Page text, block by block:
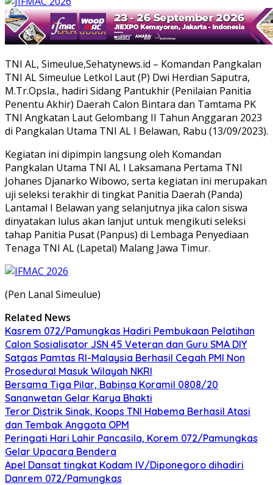
TNI AL, Simeulue,Sehatynews.id – Komandan Pangkalan
TNI AL Simeulue Letkol Laut (P) Dwi Herdian Saputra,
M.Tr.Opsla., hadiri Sidang Pantukhir (Penilaian Panitia
Penentu Akhir) Daerah Calon Bintara dan Tamtama PK
TNI Angkatan Laut Gelombang II Tahun Anggaran 2023
di Pangkalan Utama TNI AL I Belawan, Rabu (13/09/2023).
Kegiatan ini dipimpin langsung oleh Komandan
Pangkalan Utama TNI AL I Laksamana Pertama TNI
Johanes Djanarko Wibowo, serta kegiatan ini merupakan
uji seleksi terakhir di tingkat Panitia Daerah (Panda)
Lantamal I Belawan yang selanjutnya jika calon siswa
dinyatakan lulus akan lanjut untuk mengikuti seleksi
tahap Panitia Pusat (Panpus) di Lembaga Penyediaan
Tenaga TNI AL (Lapetal) Malang Jawa Timur.
(Pen Lanal Simeulue)
Related News
Kasrem 072/Pamungkas Hadiri Pembukaan Pelatihan
Calon Sosialisator JSN 45 Veteran dan Guru SMA DIY
Satgas Pamtas RI-Malaysia Berhasil Cegah PMI Non
Prosedural Masuk Wilayah NKRI
Bersama Tiga Pilar, Babinsa Koramil 0808/20
Sananwetan Gelar Karya Bhakti
Teror Distrik Sinak, Koops TNI Habema Berhasil Atasi
dan Tembak Anggota OPM
Peringati Hari Lahir Pancasila, Korem 072/Pamungkas
Gelar Upacara Bendera
Apel Dansat tingkat Kodam lV/Diponegoro dihadiri
Danrem 072/Pamungkas